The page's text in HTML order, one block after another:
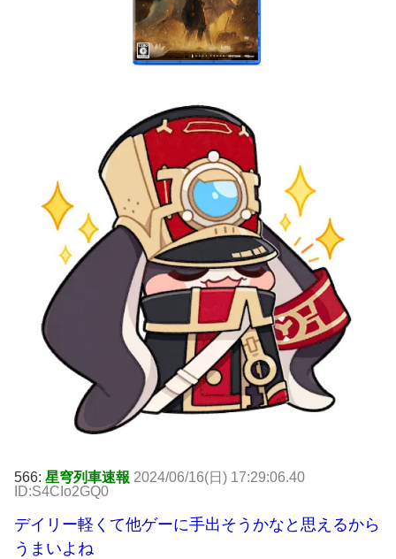
566: 星穹列車速報 2024/06/16(日) 17:29:06.40
ID:S4CIo2GQ0
デイリー軽くて他ゲーに手出そうかなと思えるから
うまいよね